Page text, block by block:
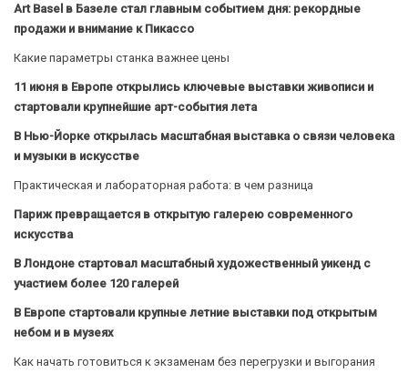
Art Basel в Базеле стал главным событием дня: рекордные
продажи и внимание к Пикассо
Какие параметры станка важнее цены
11 июня в Европе открылись ключевые выставки живописи и
стартовали крупнейшие арт-события лета
В Нью-Йорке открылась масштабная выставка о связи человека
и музыки в искусстве
Практическая и лабораторная работа: в чем разница
Париж превращается в открытую галерею современного
искусства
В Лондоне стартовал масштабный художественный уикенд с
участием более 120 галерей
В Европе стартовали крупные летние выставки под открытым
небом и в музеях
Как начать готовиться к экзаменам без перегрузки и выгорания